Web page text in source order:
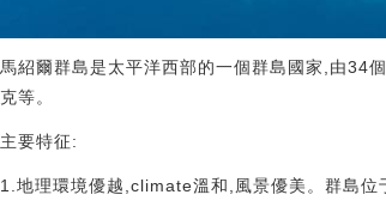
馬紹爾群島是太平洋西部的一個群島國家,由34
克等。
主要特征:
1.地理環境優越,climate溫和,風景優美。群島位